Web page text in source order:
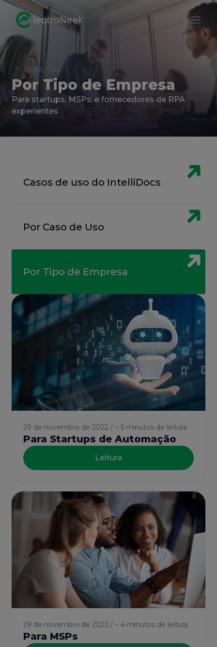
< Soluções
Por Tipo de Empresa
Para startups, MSPs, e fornecedores de RPA
experientes
29 de novembro de 2022 / ~ 5 minutos de leitura
Para Startups de Automação
Leitura
29 de novembro de 2022 / ~ 4 minutos de leitura
Para MSPs
Casos de uso do IntelliDocs
Por Caso de Uso
Por Tipo de Empresa